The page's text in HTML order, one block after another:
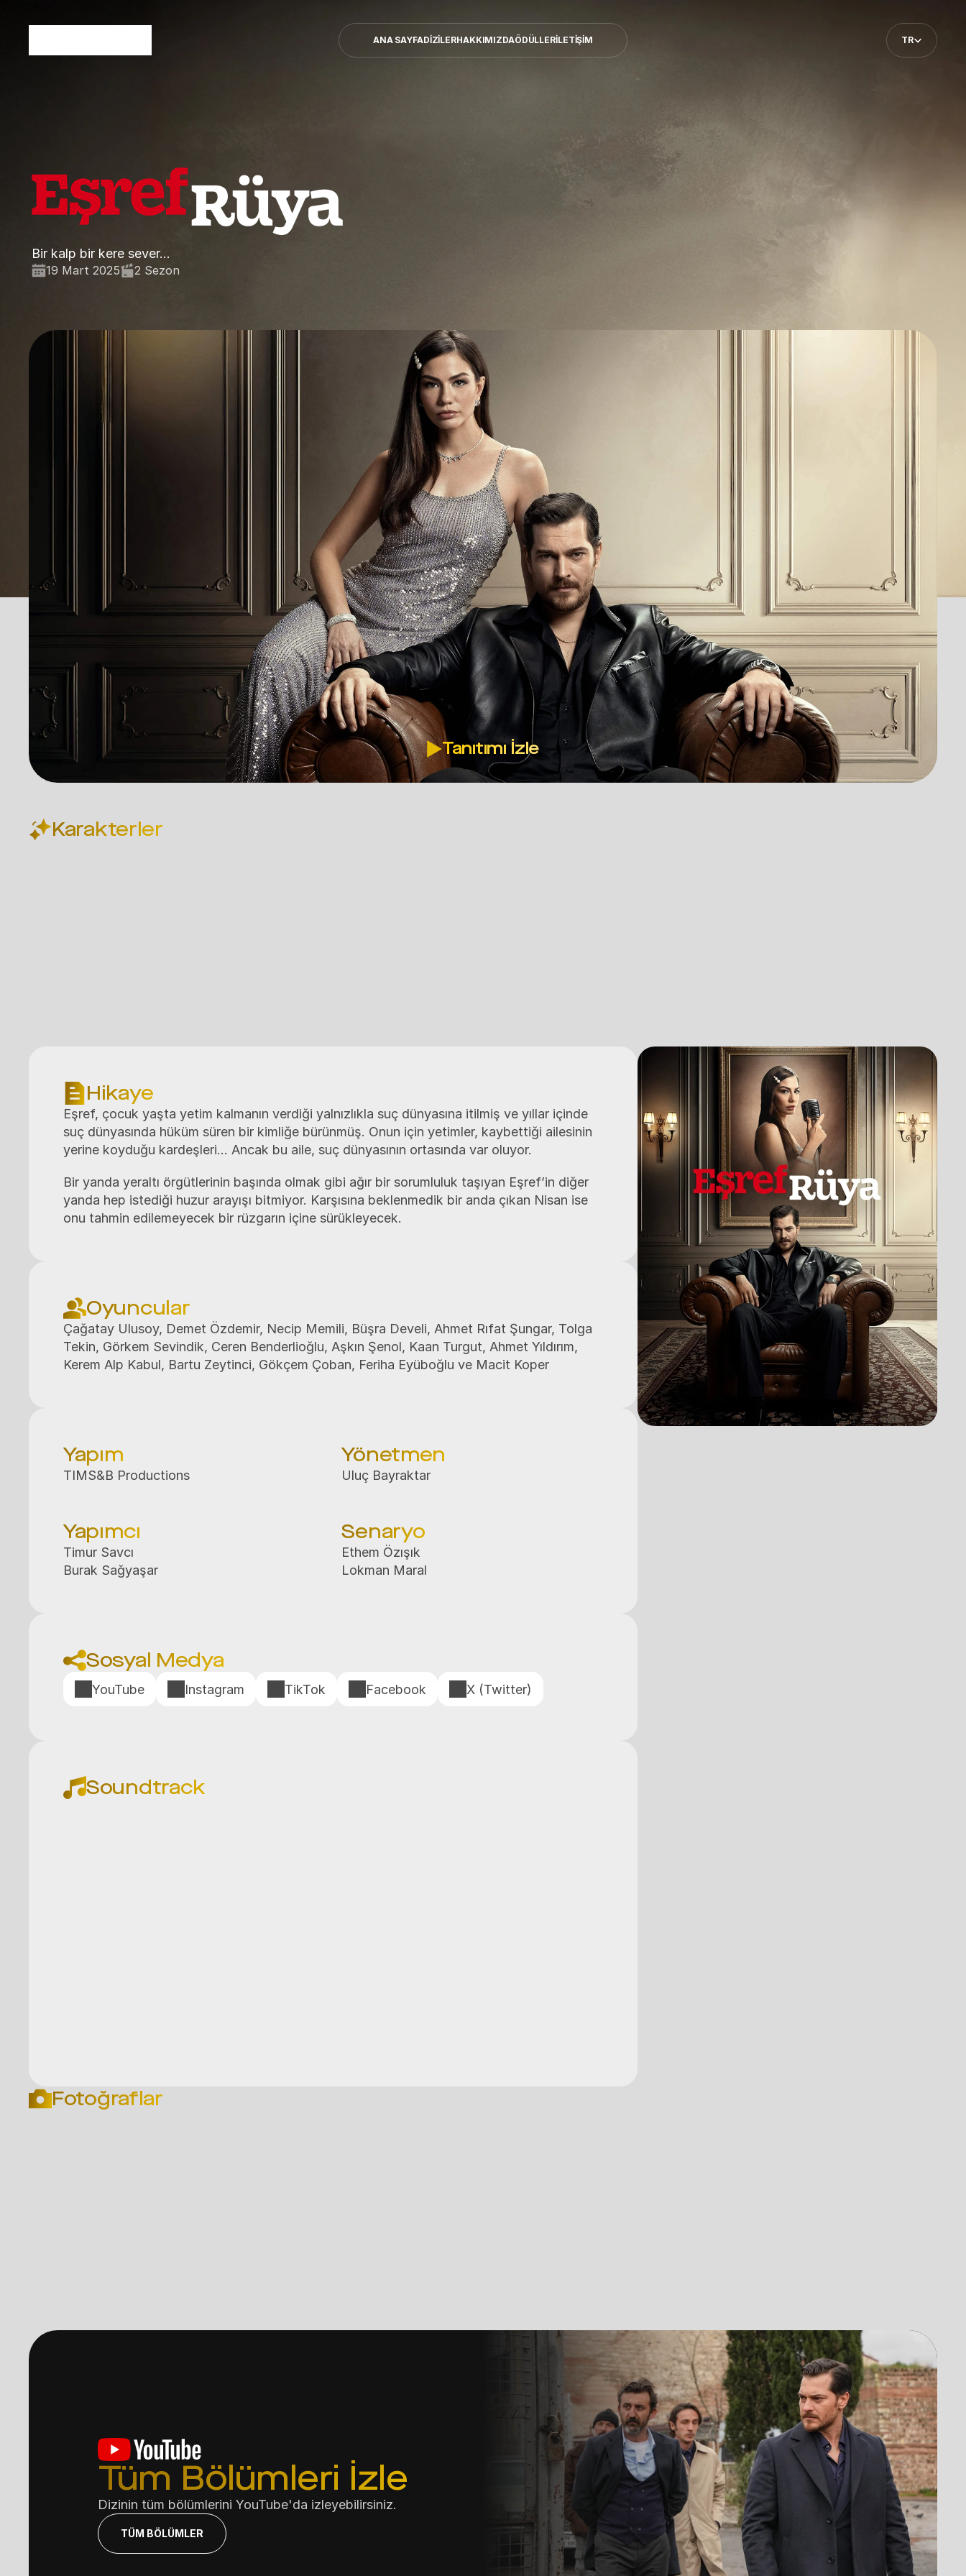
ANA SAYFADİZİLERHAKKIMIZDAÖDÜLLERİLETİŞİM
Select Language
TR
Bir kalp bir kere sever...
19 Mart 2025 2 Sezon
Tanıtımı İzle
Karakterler
Hikaye
Eşref, çocuk yaşta yetim kalmanın verdiği yalnızlıkla suç dünyasına itilmiş ve yıllar içinde
suç dünyasında hüküm süren bir kimliğe bürünmüş. Onun için yetimler, kaybettiği ailesinin
yerine koyduğu kardeşleri... Ancak bu aile, suç dünyasının ortasında var oluyor.
Bir yanda yeraltı örgütlerinin başında olmak gibi ağır bir sorumluluk taşıyan Eşref’in diğer
yanda hep istediği huzur arayışı bitmiyor. Karşısına beklenmedik bir anda çıkan Nisan ise
onu tahmin edilemeyecek bir rüzgarın içine sürükleyecek.
Oyuncular
Çağatay Ulusoy, Demet Özdemir, Necip Memili, Büşra Develi, Ahmet Rıfat Şungar, Tolga
Tekin, Görkem Sevindik, Ceren Benderlioğlu, Aşkın Şenol, Kaan Turgut, Ahmet Yıldırım,
Kerem Alp Kabul, Bartu Zeytinci, Gökçem Çoban, Feriha Eyüboğlu ve Macit Koper
Yapım
TIMS&B Productions
Yönetmen
Uluç Bayraktar
Yapımcı
Timur Savcı
Burak Sağyaşar
Senaryo
Ethem Özışık
Lokman Maral
Sosyal Medya
YouTube Instagram TikTok Facebook X (Twitter)
Soundtrack
Fotoğraflar
Tüm Bölümleri İzle
Dizinin tüm bölümlerini YouTube'da izleyebilirsiniz.
TÜM BÖLÜMLER